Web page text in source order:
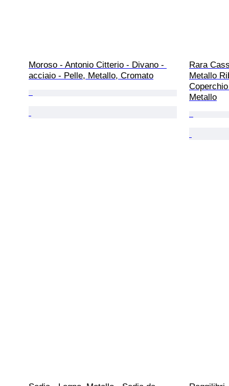
Moroso - Antonio Citterio - Divano -
acciaio - Pelle, Metallo, Cromato
Rara
Metallo
Metallo